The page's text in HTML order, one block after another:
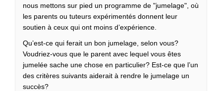
nous mettons sur pied un programme de "jumelage", où
les parents ou tuteurs expérimentés donnent leur
soutien à ceux qui ont moins d’expérience.
Qu’est-ce qui ferait un bon jumelage, selon vous?
Voudriez-vous que le parent avec lequel vous êtes
jumelée sache une chose en particulier? Est-ce que l’un
des critères suivants aiderait à rendre le jumelage un
succès?